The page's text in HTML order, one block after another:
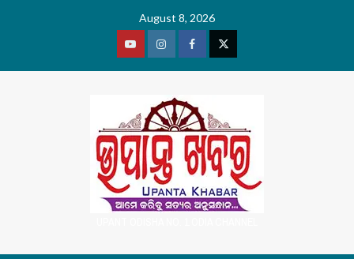
August 8, 2026
YoutubeVimeoFacebookTwitter